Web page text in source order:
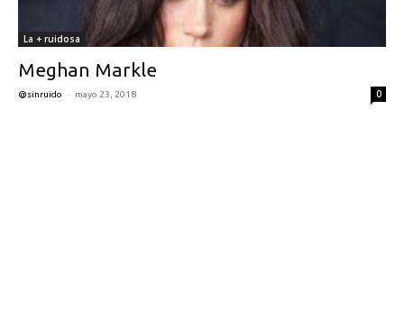
La + ruidosa
Meghan Markle
@sinruido - mayo 23, 2018 0